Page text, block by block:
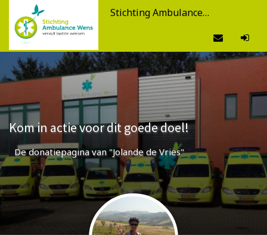
Stichting Ambulance Wens
Kom in actie voor dit goede doel!
De donatiepagina van "Jolande de Vries"